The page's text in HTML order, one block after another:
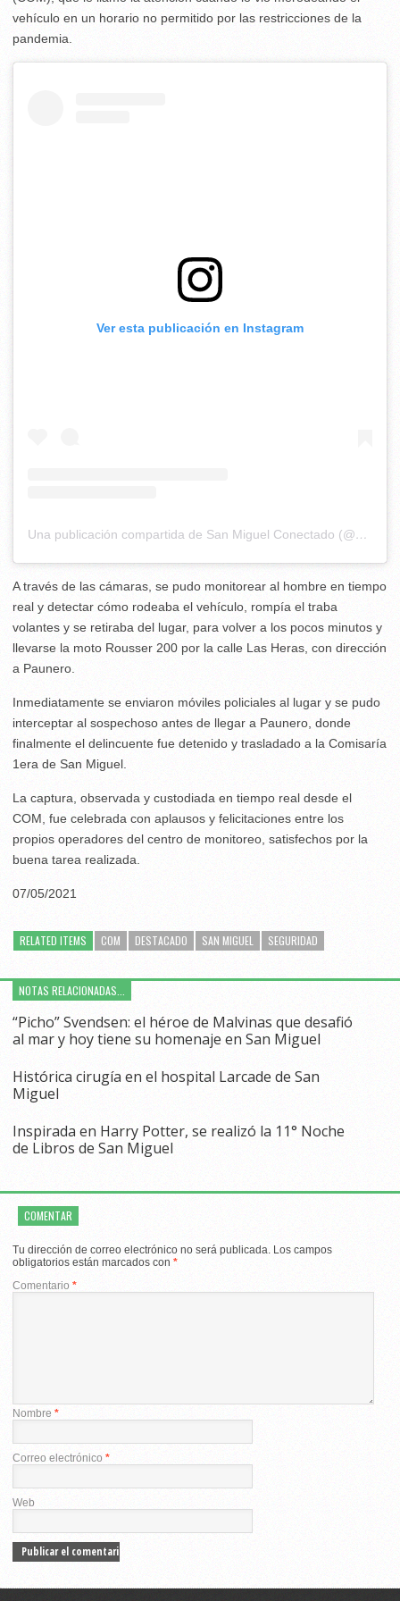
vehículo en un horario no permitido por las restricciones de la
pandemia.
Ver esta publicación en Instagram
Una publicación compartida de San Miguel Conectado (@sanmiguelconectado)
A través de las cámaras, se pudo monitorear al hombre en tiempo
real y detectar cómo rodeaba el vehículo, rompía el traba
volantes y se retiraba del lugar, para volver a los pocos minutos y
llevarse la moto Rousser 200 por la calle Las Heras, con dirección
a Paunero.
Inmediatamente se enviaron móviles policiales al lugar y se pudo
interceptar al sospechoso antes de llegar a Paunero, donde
finalmente el delincuente fue detenido y trasladado a la Comisaría
1era de San Miguel.
La captura, observada y custodiada en tiempo real desde el
COM, fue celebrada con aplausos y felicitaciones entre los
propios operadores del centro de monitoreo, satisfechos por la
buena tarea realizada.
07/05/2021
RELATED ITEMS COM DESTACADO SAN MIGUEL SEGURIDAD
NOTAS RELACIONADAS...
“Picho” Svendsen: el héroe de Malvinas que desafió
al mar y hoy tiene su homenaje en San Miguel
Histórica cirugía en el hospital Larcade de San
Miguel
Inspirada en Harry Potter, se realizó la 11° Noche
de Libros de San Miguel
COMENTAR
Tu dirección de correo electrónico no será publicada. Los campos
obligatorios están marcados con *
Comentario *
Nombre *
Correo electrónico *
Web